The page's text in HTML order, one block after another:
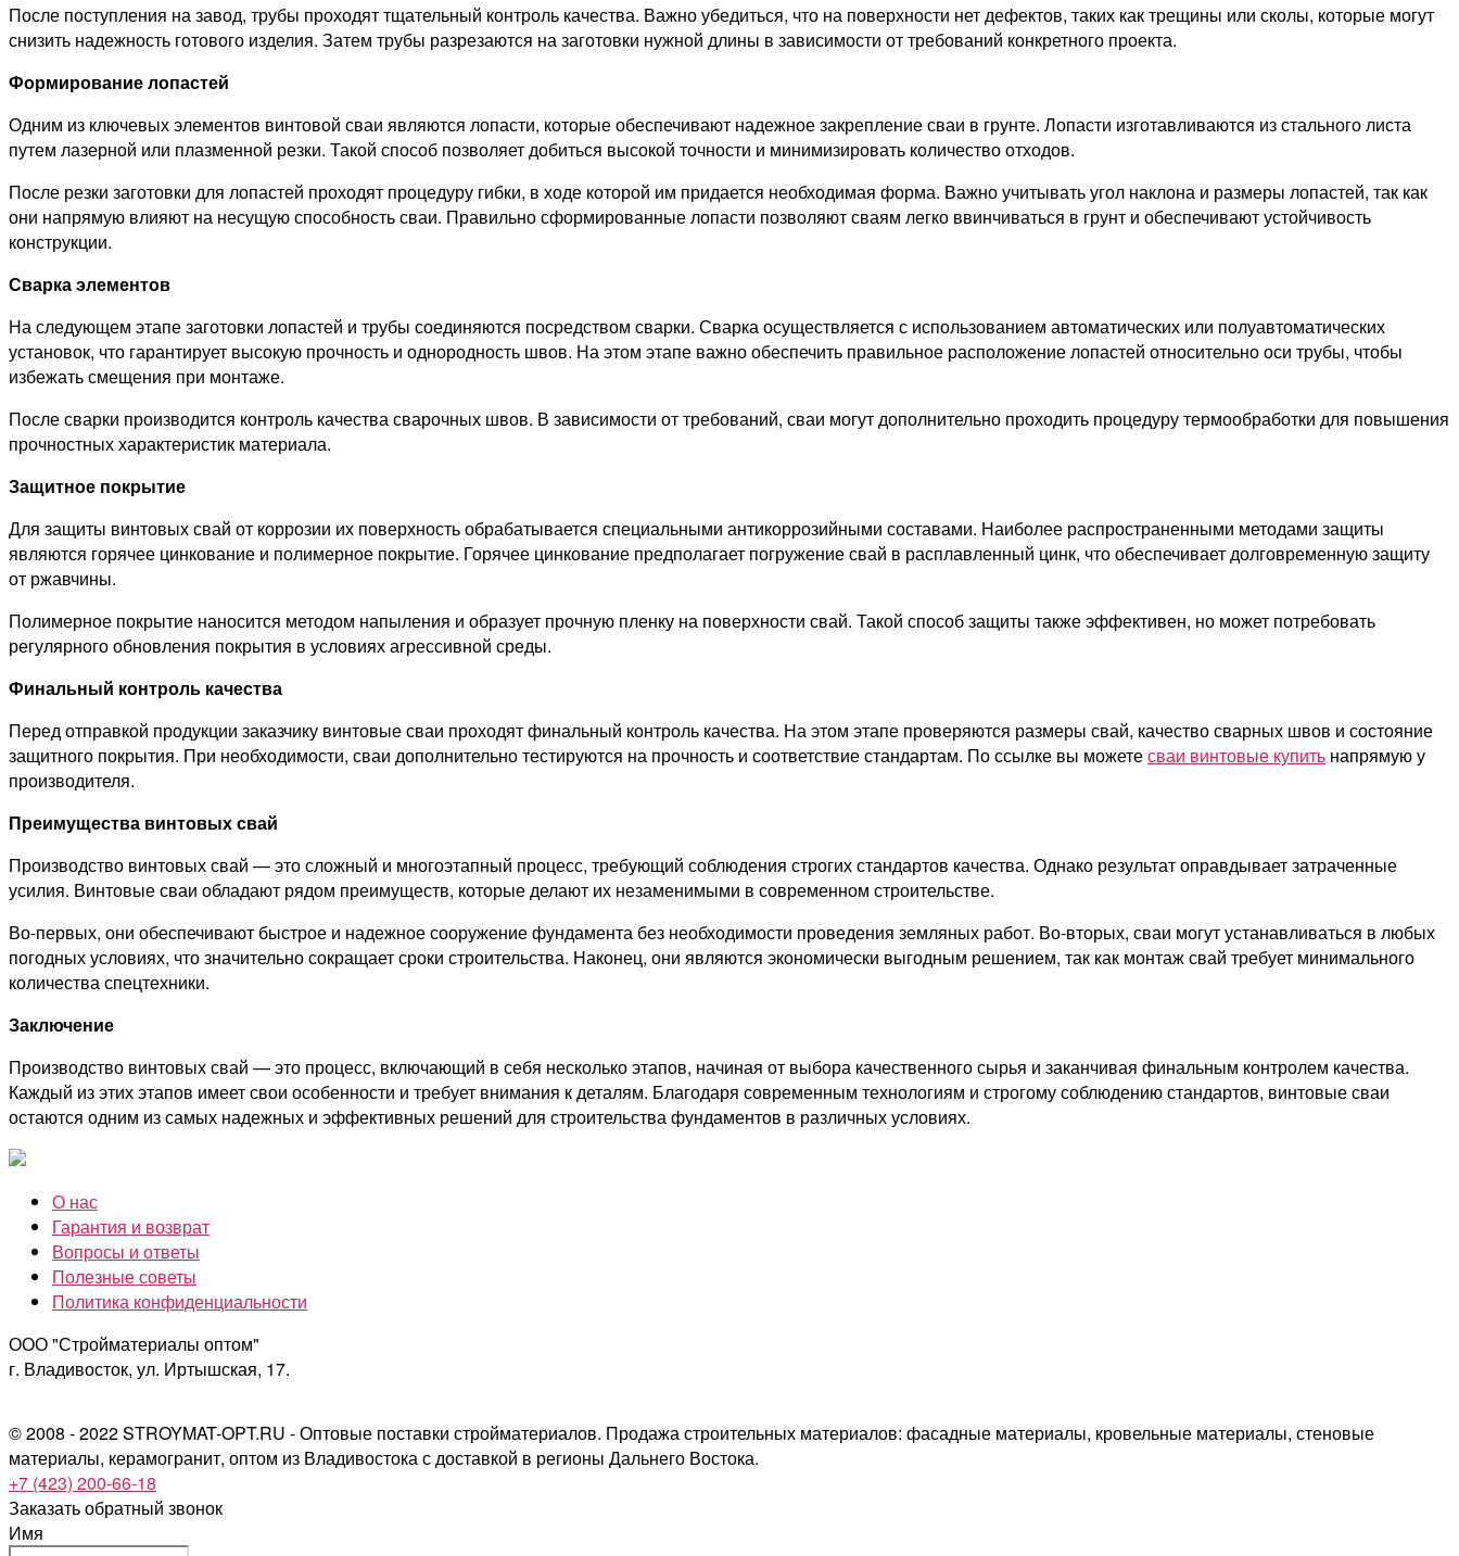
После поступления на завод, трубы проходят тщательный контроль качества. Важно убедиться, что на поверхности нет дефектов, таких как трещины или сколы, которые могут
снизить надежность готового изделия. Затем трубы разрезаются на заготовки нужной длины в зависимости от требований конкретного проекта.
Формирование лопастей
Одним из ключевых элементов винтовой сваи являются лопасти, которые обеспечивают надежное закрепление сваи в грунте. Лопасти изготавливаются из стального листа
путем лазерной или плазменной резки. Такой способ позволяет добиться высокой точности и минимизировать количество отходов.
После резки заготовки для лопастей проходят процедуру гибки, в ходе которой им придается необходимая форма. Важно учитывать угол наклона и размеры лопастей, так как
они напрямую влияют на несущую способность сваи. Правильно сформированные лопасти позволяют сваям легко ввинчиваться в грунт и обеспечивают устойчивость
конструкции.
Сварка элементов
На следующем этапе заготовки лопастей и трубы соединяются посредством сварки. Сварка осуществляется с использованием автоматических или полуавтоматических
установок, что гарантирует высокую прочность и однородность швов. На этом этапе важно обеспечить правильное расположение лопастей относительно оси трубы, чтобы
избежать смещения при монтаже.
После сварки производится контроль качества сварочных швов. В зависимости от требований, сваи могут дополнительно проходить процедуру термообработки для повышения
прочностных характеристик материала.
Защитное покрытие
Для защиты винтовых свай от коррозии их поверхность обрабатывается специальными антикоррозийными составами. Наиболее распространенными методами защиты
являются горячее цинкование и полимерное покрытие. Горячее цинкование предполагает погружение свай в расплавленный цинк, что обеспечивает долговременную защиту
от ржавчины.
Полимерное покрытие наносится методом напыления и образует прочную пленку на поверхности свай. Такой способ защиты также эффективен, но может потребовать
регулярного обновления покрытия в условиях агрессивной среды.
Финальный контроль качества
Перед отправкой продукции заказчику винтовые сваи проходят финальный контроль качества. На этом этапе проверяются размеры свай, качество сварных швов и состояние
защитного покрытия. При необходимости, сваи дополнительно тестируются на прочность и соответствие стандартам. По ссылке вы можетесваи винтовые купить напрямую у
производителя.
Преимущества винтовых свай
Производство винтовых свай — это сложный и многоэтапный процесс, требующий соблюдения строгих стандартов качества. Однако результат оправдывает затраченные
усилия. Винтовые сваи обладают рядом преимуществ, которые делают их незаменимыми в современном строительстве.
Во-первых, они обеспечивают быстрое и надежное сооружение фундамента без необходимости проведения земляных работ. Во-вторых, сваи могут устанавливаться в любых
погодных условиях, что значительно сокращает сроки строительства. Наконец, они являются экономически выгодным решением, так как монтаж свай требует минимального
количества спецтехники.
Заключение
Производство винтовых свай — это процесс, включающий в себя несколько этапов, начиная от выбора качественного сырья и заканчивая финальным контролем качества.
Каждый из этих этапов имеет свои особенности и требует внимания к деталям. Благодаря современным технологиям и строгому соблюдению стандартов, винтовые сваи
остаются одним из самых надежных и эффективных решений для строительства фундаментов в различных условиях.
О нас
Гарантия и возврат
Вопросы и ответы
Полезные советы
Политика конфиденциальности
ООО "Стройматериалы оптом"
г. Владивосток, ул. Иртышская, 17.
© 2008 - 2022 STROYMAT-OPT.RU - Оптовые поставки стройматериалов. Продажа строительных материалов: фасадные материалы, кровельные материалы, стеновые
материалы, керамогранит, оптом из Владивостока с доставкой в регионы Дальнего Востока.
+7 (423) 200-66-18
Заказать обратный звонок
Имя